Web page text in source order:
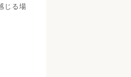
じる場